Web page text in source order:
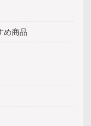
め商品